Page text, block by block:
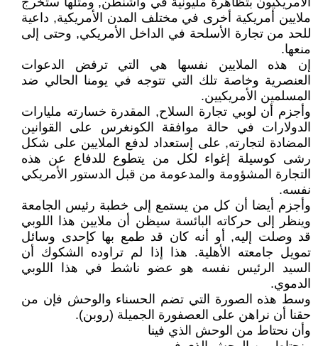
ملايين أمريكية أخرى في مختلف المدن الأمريكية, داعية
للحد من تجارة الأسلحة في الداخل الأمريكي, وحتى إلى
منعها.
إن هذه الملايين نفسها هي التي ترفض الدعوات
العنصرية وخاصة تلك التي تتوجه في يومنا الحالي ضد
المسلمين الأمريكيين.
وأجزم أن لوبي تجارة السلاح, المقدرة خسارته مليارات
الدولارات في حالة موافقة الكونغرس على القوانين
المضادة لتجارته, على إستعداد لدفع الملايين على شكل
رشى كوسيلة إغواء لكل من يتطوع للدفاع عن هذه
التجارة المشؤومة والمدعومة من قبل الدستور الأمريكي
نفسه.
وأجزم أيضا أن كل من يستمع إلى خطبة رئيس الجامعة
وينظر إلى حركاته البائسة سيظن أن ملايين هذا اللوبي
قد وصلت إليه, أو أنه كان قد طمع بها كإحدى وسائل
تمويل جامعته الأهلية. هذا إذا لم تراوده الشكوك أن
السيد الرئيس نفسه هو عضو ناشط في هذا اللوبي
الدموي.
وسط هذه الصورة التي تضم الحسناء والوحش فإن من
حقنا أن نراهن على العصفورة الجميلة (روبن).
وأن نحتاط من الوحش الذي فينا